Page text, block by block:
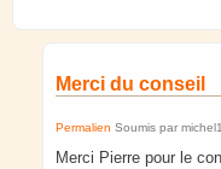
Merci du conseil
Permalien Soumis par
Merci Pierre pour le